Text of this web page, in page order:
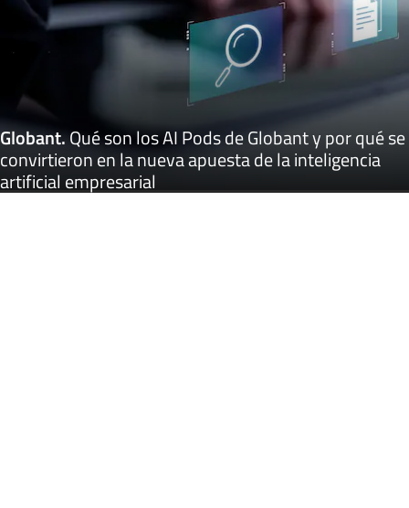
Globant.Qué son los AI Pods de Globant y por qué se
convirtieron en la nueva apuesta de la inteligencia
artificial empresarial